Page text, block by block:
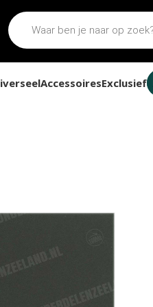
AccessoiresExclusief